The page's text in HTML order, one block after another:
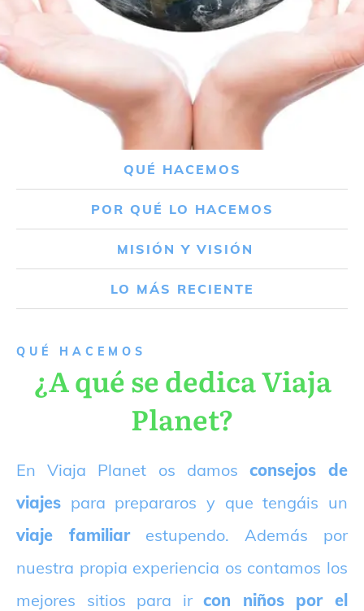
QUÉ HACEMOS
POR QUÉ LO HACEMOS
MISIÓN Y VISIÓN
LO MÁS RECIENTE
QUÉ HACEMOS
¿A qué se dedica Viaja
Planet?
En Viaja Planet os damos consejos de
viajes para prepararos y que tengáis un
viaje familiarestupendo. Además por
nuestra propia experiencia os contamos los
mejores sitios para ircon niños por el